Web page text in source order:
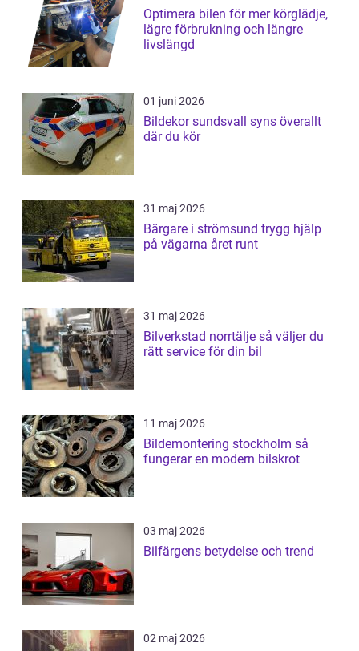
Optimera bilen för mer körglädje,
lägre förbrukning och längre
livslängd
01 juni 2026
Bildekor sundsvall syns överallt
där du kör
31 maj 2026
Bärgare i strömsund trygg hjälp
på vägarna året runt
31 maj 2026
Bilverkstad norrtälje så väljer du
rätt service för din bil
11 maj 2026
Bildemontering stockholm så
fungerar en modern bilskrot
03 maj 2026
Bilfärgens betydelse och trend
02 maj 2026